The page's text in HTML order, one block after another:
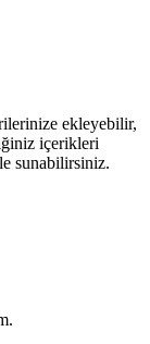
ekleyebilir,
içerikleri
sunabilirsiniz.